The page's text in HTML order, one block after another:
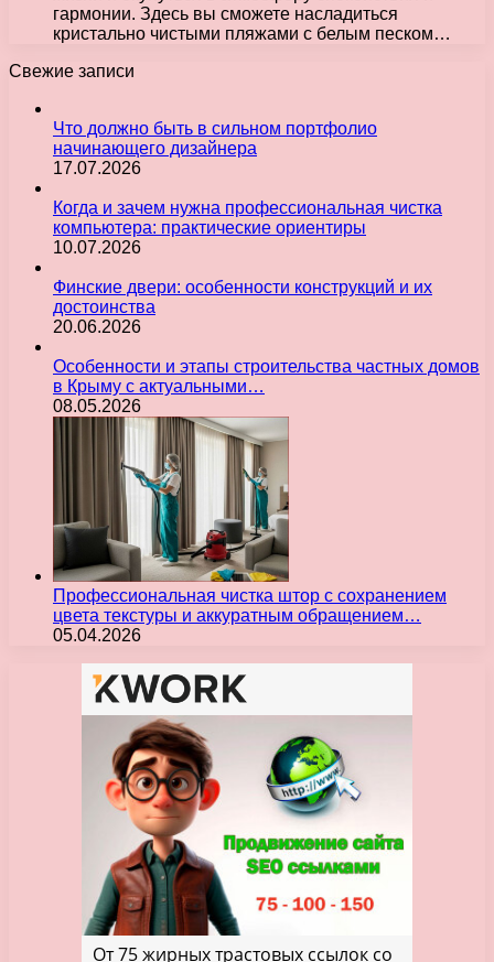
гармонии. Здесь вы сможете насладиться
кристально чистыми пляжами с белым песком…
Свежие записи
Что должно быть в сильном портфолио
начинающего дизайнера
17.07.2026
Когда и зачем нужна профессиональная чистка
компьютера: практические ориентиры
10.07.2026
Финские двери: особенности конструкций и их
достоинства
20.06.2026
Особенности и этапы строительства частных домов
в Крыму с актуальными…
08.05.2026
Профессиональная чистка штор с сохранением
цвета текстуры и аккуратным обращением…
05.04.2026